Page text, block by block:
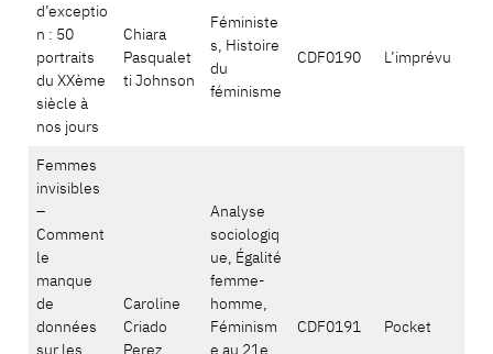
d’exceptio
n : 50
portraits
du XXème
siècle à
nos jours
Chiara
Pasqualet
ti Johnson
Féministe
s, Histoire
du
féminisme
CDF0190 L’imprévu
Femmes
invisibles
–
Comment
le
manque
de
données
sur les
Caroline
Criado
Perez
Analyse
sociologiq
ue, Égalité
femme-
homme,
Féminism
e au 21e
CDF0191 Pocket